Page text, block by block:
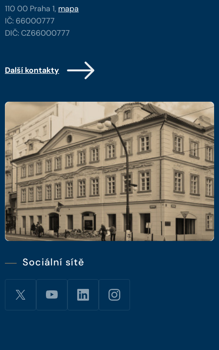
110 00 Praha 1, mapa
IČ: 66000777
DIČ: CZ66000777
Další kontakty
Sociální sítě